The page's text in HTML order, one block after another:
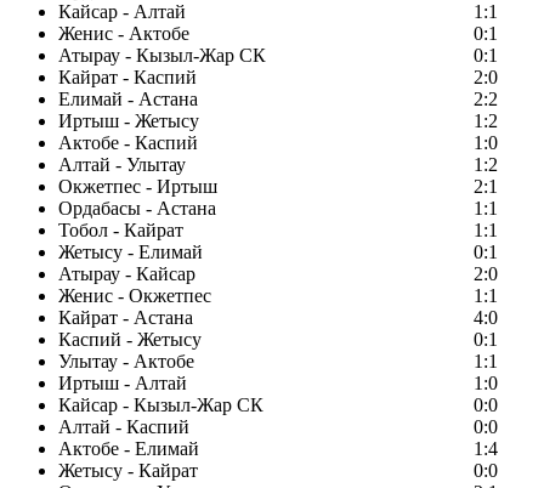
Кайсар - Алтай
1:1
Женис - Актобе
0:1
Атырау - Кызыл-Жар СК
0:1
Кайрат - Каспий
2:0
Елимай - Астана
2:2
Иртыш - Жетысу
1:2
Актобе - Каспий
1:0
Алтай - Улытау
1:2
Окжетпес - Иртыш
2:1
Ордабасы - Астана
1:1
Тобол - Кайрат
1:1
Жетысу - Елимай
0:1
Атырау - Кайсар
2:0
Женис - Окжетпес
1:1
Кайрат - Астана
4:0
Каспий - Жетысу
0:1
Улытау - Актобе
1:1
Иртыш - Алтай
1:0
Кайсар - Кызыл-Жар СК
0:0
Алтай - Каспий
0:0
Актобе - Елимай
1:4
Жетысу - Кайрат
0:0